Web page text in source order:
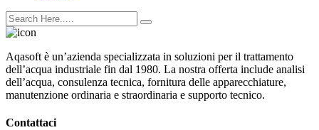
Aqasoft è un’azienda specializzata in soluzioni per il trattamento
dell’acqua industriale fin dal 1980. La nostra offerta include analisi
dell’acqua, consulenza tecnica, fornitura delle apparecchiature,
manutenzione ordinaria e straordinaria e supporto tecnico.
Contattaci